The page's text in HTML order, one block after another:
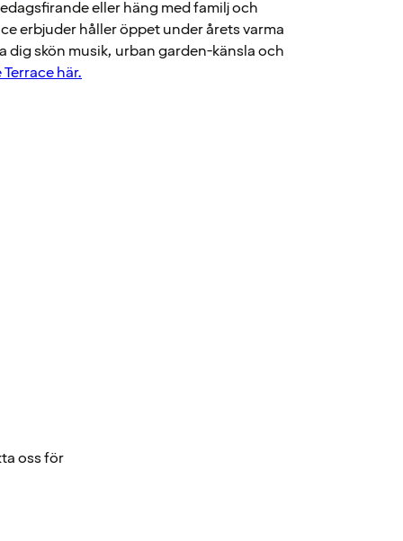
eller häng med familj och
erbjuder håller öppet under årets varma
dig skön musik, urban garden-känsla och
här.
oss för